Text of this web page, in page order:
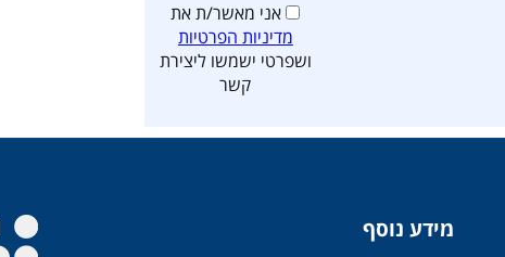
אני מאשר/ת את
מדיניות הפרטיות
ושפרטי ישמשו ליצירת
קשר
מידע נוסף